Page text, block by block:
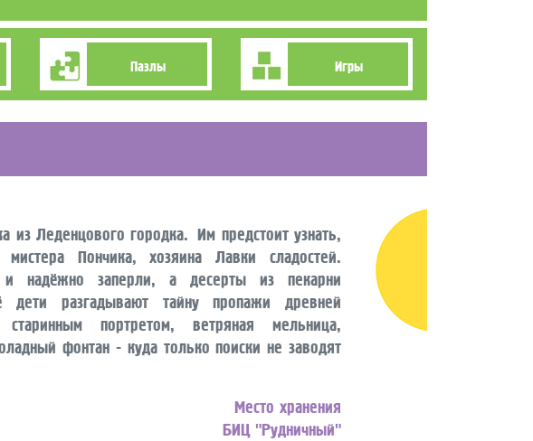
Пазлы Игры
из Леденцового городка. Им предстоит узнать,
Пончика, хозяина Лавки сладостей.
надёжно заперли, а десерты из пекарни
разгадывают тайну пропажи древней
портретом, ветряная мельница,
фонтан - куда только поиски не заводят
Место хранения
БИЦ "Рудничный"